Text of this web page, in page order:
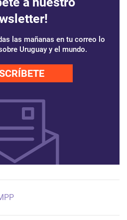
las mañanas en tu correo lo
Uruguay y el mundo.